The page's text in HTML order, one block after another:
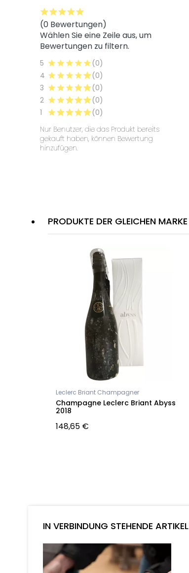
PRODUKTE DER GLEICHEN MARKE
Leclerc Briant Champagner
Champagne Leclerc Briant Abyss
2018
148,65 €
IN VERBINDUNG STEHENDE ARTIKEL
(0 Bewertungen)
Wählen Sie eine Zeile aus, um
Bewertungen zu filtern.
5
(0)
4
(0)
3
(0)
2
(0)
1
(0)
Nur Benutzer, die das Produkt bereits
gekauft haben, können Bewertung
hinzufügen.